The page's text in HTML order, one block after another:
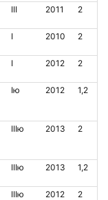
III 2011 2
I 2010 2
I 2012 2
Iю 2012 1,2
IIIю 2013 2
IIIю 2013 1,2
IIIю 2012 2